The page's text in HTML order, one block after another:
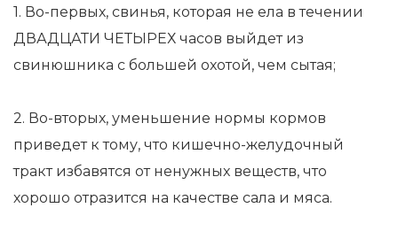
1. Во-первых, свинья, которая не ела в течении
ДВАДЦАТИ ЧЕТЫРЕХ часов выйдет из
свинюшника с большей охотой, чем сытая;
2. Во-вторых, уменьшение нормы кормов
приведет к тому, что кишечно-желудочный
тракт избавятся от ненужных веществ, что
хорошо отразится на качестве сала и мяса.